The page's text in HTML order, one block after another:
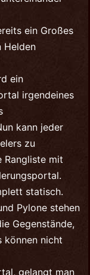
ein Großes
Helden
ein
irgendeines
kann jeder
zu
Rangliste mit
statisch.
Pylone stehen
Gegenstände,
können nicht
gelangt man